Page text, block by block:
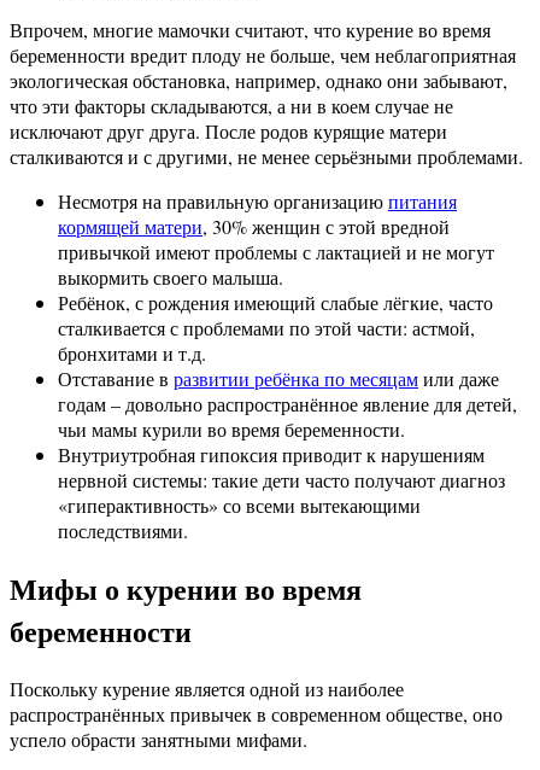
Впрочем, многие мамочки считают, что курение во время
беременности вредит плоду не больше, чем неблагоприятная
экологическая обстановка, например, однако они забывают,
что эти факторы складываются, а ни в коем случае не
исключают друг друга. После родов курящие матери
сталкиваются и с другими, не менее серьёзными проблемами.
Несмотря на правильную организациюпитания
кормящей матери, 30% женщин с этой вредной
привычкой имеют проблемы с лактацией и не могут
выкормить своего малыша.
Ребёнок, с рождения имеющий слабые лёгкие, часто
сталкивается с проблемами по этой части: астмой,
бронхитами и т.д.
Отставание в развитии ребёнка по месяцамили даже
годам – довольно распространённое явление для детей,
чьи мамы курили во время беременности.
Внутриутробная гипоксия приводит к нарушениям
нервной системы: такие дети часто получают диагноз
«гиперактивность» со всеми вытекающими
последствиями.
Мифы о курении во время
беременности
Поскольку курение является одной из наиболее
распространённых привычек в современном обществе, оно
успело обрасти занятными мифами.